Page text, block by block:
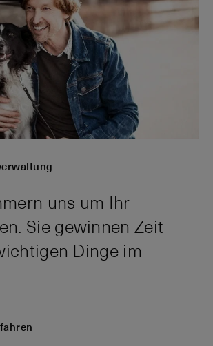
uns um Ihr
Sie gewinnen Zeit
Dinge im